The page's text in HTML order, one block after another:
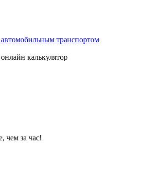
автомобильным транспортом
калькулятор
чем за час!